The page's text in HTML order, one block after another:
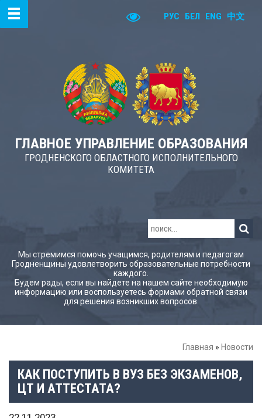
РУС БЕЛ ENG 中文
ГЛАВНОЕ УПРАВЛЕНИЕ ОБРАЗОВАНИЯ
ГРОДНЕНСКОГО ОБЛАСТНОГО ИСПОЛНИТЕЛЬНОГО
КОМИТЕТА
Мы стремимся помочь учащимся, родителям и педагогам
Гродненщины удовлетворить образовательные потребности
каждого.
Будем рады, если вы найдете на нашем сайте необходимую
информацию или воспользуетесь формами обратной связи
для решения возникших вопросов.
Главная » Новости
КАК ПОСТУПИТЬ В ВУЗ БЕЗ ЭКЗАМЕНОВ,
ЦТ И АТТЕСТАТА?